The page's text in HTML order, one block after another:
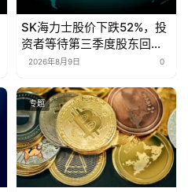
SK海力士股价下跌52%，投
资者等待第三季度股东回报
计划
2026年8月9日 0
专题